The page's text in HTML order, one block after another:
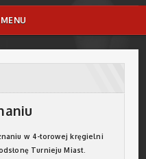
w 4-torowej kręgielni
Turnieju Miast.